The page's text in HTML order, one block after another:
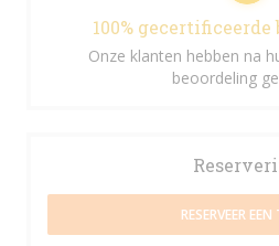
100%
Onze klanten hebben na
beoordeling
RESERVEER